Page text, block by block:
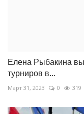
Елена Рыбакина
турниров в...
Март 31, 2023 0 319